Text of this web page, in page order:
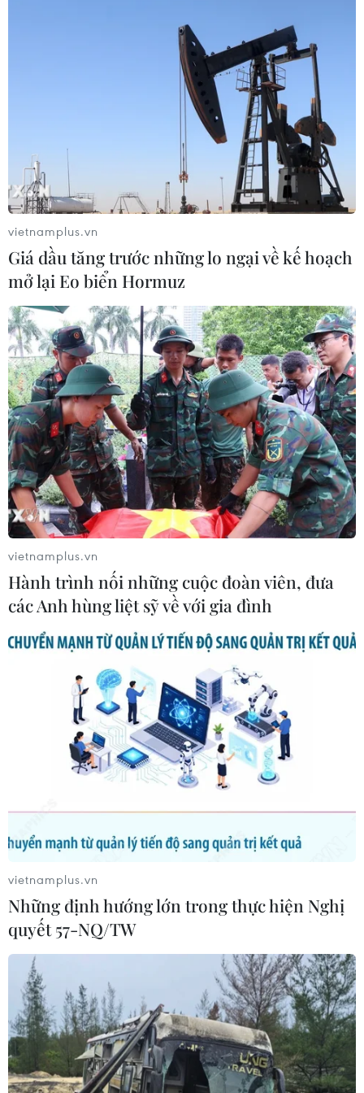
TIN CÙNG CHUYÊN MỤC
vietnamplus.vn
Giá dầu tăng trước những lo ngại về kế hoạch
mở lại Eo biển Hormuz
vietnamplus.vn
Hành trình nối những cuộc đoàn viên, đưa
các Anh hùng liệt sỹ về với gia đình
vietnamplus.vn
Những định hướng lớn trong thực hiện Nghị
quyết 57-NQ/TW